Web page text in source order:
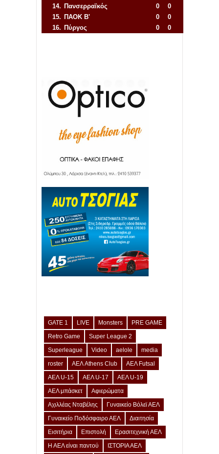
14. Πανσερραϊκός 0
0
15. ΠΑΟΚ Β' 0
0
16. Πύργος 0
0
GATE 1 LIVE Monsters
PRE GAME
Retro Game
Super League 2
Superleague
Video aelole
media
roster
ΑΕΛ Athens Club
ΑΕΛ Futsal
ΑΕΛ U-15
ΑΕΛ U-17
ΑΕΛ U-19
ΑΕΛ μπάσκετ
Αφιερώματα
Αχιλλέας Νταβέλης
Γυναικείο Βόλεϊ ΑΕΛ
Γυναικείο Ποδόσφαιρο ΑΕΛ
Διαιτησία
Εισιτήρια
Επιστολή
Ερασιτεχνική ΑΕΛ
Η ΑΕΛ είναι παντού
ΙΣΤΟΡΙΑ ΑΕΛ